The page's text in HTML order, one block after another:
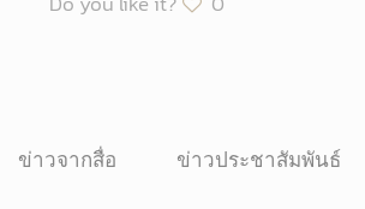
ข่าวจากสื่อ ข่าวประชาสัมพันธ์